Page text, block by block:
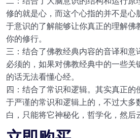
修的就是心，而这个心指的并不是心
于意识的了解能够让你真正的理解佛
你的修行。
三：结合了佛教经典内容的音译和意
必须的，如果对佛教经典中的一些关
的话无法看懂心经。
四：结合了常识和逻辑。其实真正的
于严谨的常识和逻辑上的，不过大多
白，只能将它神秘化，哲学化，然后